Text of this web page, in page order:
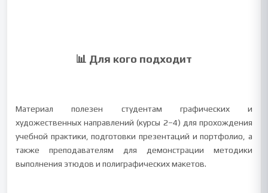
📊 Для кого подходит
Материал полезен студентам графических и
художественных направлений (курсы 2–4) для прохождения
учебной практики, подготовки презентаций и портфолио, а
также преподавателям для демонстрации методики
выполнения этюдов и полиграфических макетов.